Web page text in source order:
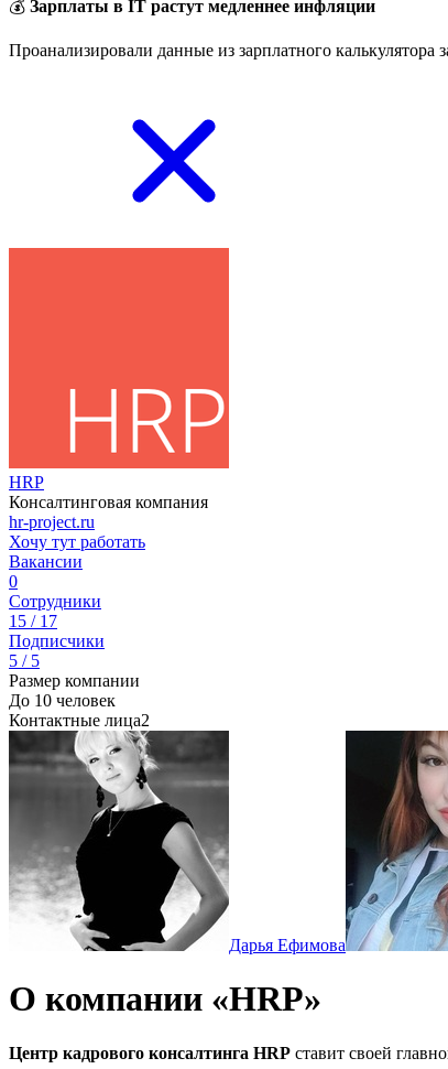
💰 Зарплаты в IT растут медленнее инфляции
Проанализировали данные из зарплатного калькулятора
HRP
Консалтинговая компания
hr-project.ru
Хочу тут работать
Вакансии
0
Сотрудники
15 / 17
Подписчики
5 / 5
Размер компании
До 10 человек
Контактные лица2
Дарья Ефимова
О компании «HRP»
Центр кадрового консалтинга HRP ставит своей